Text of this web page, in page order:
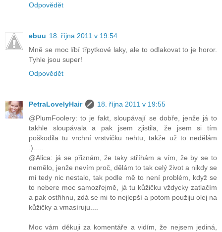
Odpovědět
ebuu 18. října 2011 v 19:54
Mně se moc líbí třpytkové laky, ale to odlakovat to je horor.
Tyhle jsou super!
Odpovědět
PetraLovelyHair
18. října 2011 v 19:55
@PlumFoolery: to je fakt, sloupávají se dobře, jenže já to
takhle sloupávala a pak jsem zjistila, že jsem si tím
poškodila tu vrchní vrstvičku nehtu, takže už to nedělám
:).....
@Alica: já se přiznám, že taky stříhám a vím, že by se to
nemělo, jenže nevím proč, dělám to tak celý život a nikdy se
mi tedy nic nestalo, tak podle mě to není problém, když se
to nebere moc samozřejmě, já tu kůžičku vždycky zatlačím
a pak ostřihnu, zdá se mi to nejlepší a potom použiju olej na
kůžičky a vmasíruju....
Moc vám děkuji za komentáře a vidím, že nejsem jediná,